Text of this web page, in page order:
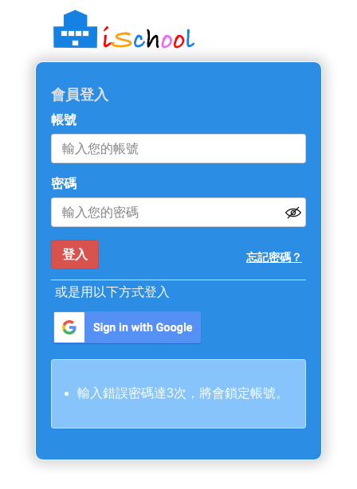
會員登入
帳號
密碼
忘記密碼？
或是用以下方式登入
輸入錯誤密碼達3次，將會鎖定帳號。